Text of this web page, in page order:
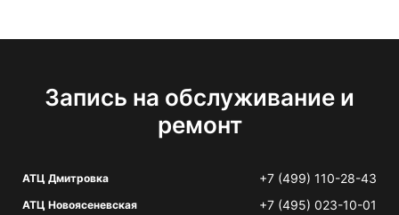
Запись на обслуживание и
ремонт
АТЦ Дмитровка +7 (499) 110-28-43
АТЦ Новоясеневская +7 (495) 023-10-01